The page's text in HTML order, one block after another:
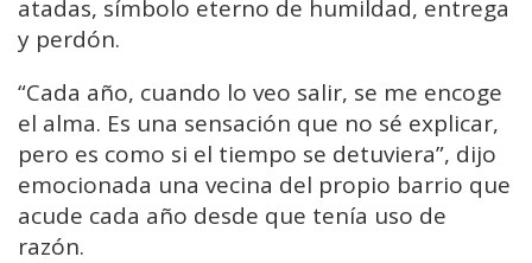
atadas, símbolo eterno de humildad, entrega
y perdón.
“Cada año, cuando lo veo salir, se me encoge
el alma. Es una sensación que no sé explicar,
pero es como si el tiempo se detuviera”, dijo
emocionada una vecina del propio barrio que
acude cada año desde que tenía uso de
razón.